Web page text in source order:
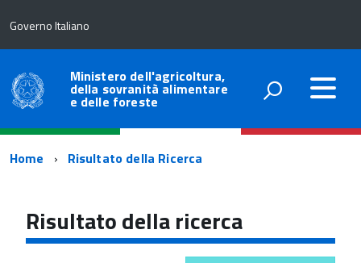
Governo Italiano
Ministero dell'agricoltura,
della sovranità alimentare
e delle foreste
Percorso
navigazione
Home Risultato della Ricerca
Risultato della ricerca